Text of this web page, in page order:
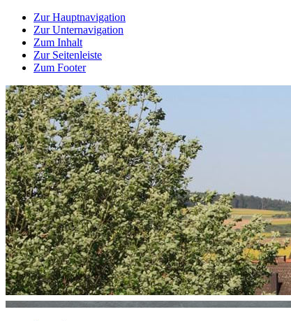
Zur Hauptnavigation
Zur Unternavigation
Zum Inhalt
Zur Seitenleiste
Zum Footer